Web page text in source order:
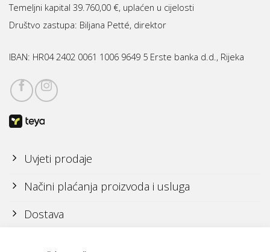
Temeljni kapital 39.760,00 €, uplaćen u cijelosti
Društvo zastupa: Biljana Petté, direktor
IBAN: HR04 2402 0061 1006 9649 5 Erste banka d.d., Rijeka
Uvjeti prodaje
Načini plaćanja proizvoda i usluga
Dostava